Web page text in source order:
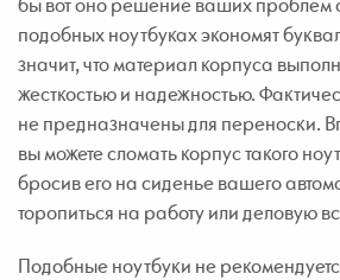
подобных ноутбуках экономят
значит, что материал корпуса
жесткостью и надежностью.
не предназначены для переноски.
вы можете сломать корпус такого
бросив его на сиденье вашего
торопиться на работу или деловую
Подобные ноутбуки не